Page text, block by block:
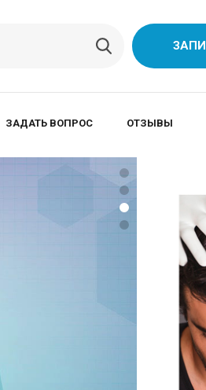
ЗАДАТЬ ВОПРОС ОТЗЫВЫ